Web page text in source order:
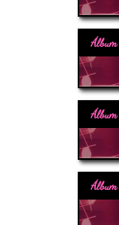
Álbum
Álbum
Álbum